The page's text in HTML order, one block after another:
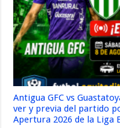
Antigua GFC vs
ver y previa del partido
Apertura 2026 de la Liga